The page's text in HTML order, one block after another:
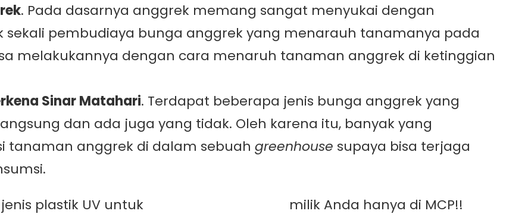
. Pada dasarnya anggrek memang sangat menyukai dengan
sekali pembudiaya bunga anggrek yang menarauh tanamanya pada
melakukannya dengan cara menaruh tanaman anggrek di ketinggian
Sinar Matahari. Terdapat beberapa jenis bunga anggrek yang
dan ada juga yang tidak. Oleh karena itu, banyak yang
tanaman anggrek di dalam sebuah greenhouse supaya bisa terjaga
plastik UV untuk
milik Anda hanya di MCP!!